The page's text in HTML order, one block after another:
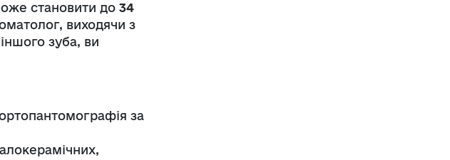
становити до 34
виходячи з
зуба, ви
за